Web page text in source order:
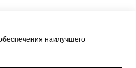
наилучшего